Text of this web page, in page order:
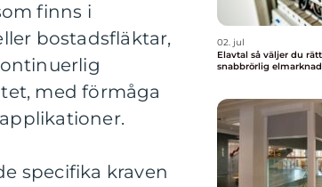
finns i
bostadsfläktar,
med förmåga
specifika kraven
02. jul
Elavtal så väljer du rätt avtal i en
snabbrörlig elmarknad